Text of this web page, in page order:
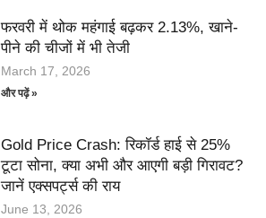
फरवरी में थोक महंगाई बढ़कर 2.13%, खाने-
पीने की चीजों में भी तेजी
March 17, 2026
और पढ़ें »
Gold Price Crash: रिकॉर्ड हाई से 25%
टूटा सोना, क्या अभी और आएगी बड़ी गिरावट?
जानें एक्सपर्ट्स की राय
June 13, 2026